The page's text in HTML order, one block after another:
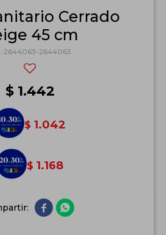
Cerrado
45 cm
2644063-2644063
$ 1.442
$ 1.042
$ 1.168
 